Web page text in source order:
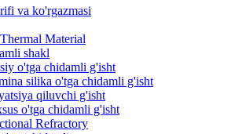
va ko'rgazmasi
Material
shakl
o'tga chidamli g'isht
silika o'tga chidamli g'isht
qiluvchi g'isht
o'tga chidamli g'isht
Refractory